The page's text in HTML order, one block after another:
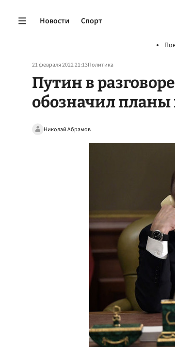
Новости Спорт
21 февраля 2022 21:13Политика
Путин в
обозначил планы
Николай Абрамов